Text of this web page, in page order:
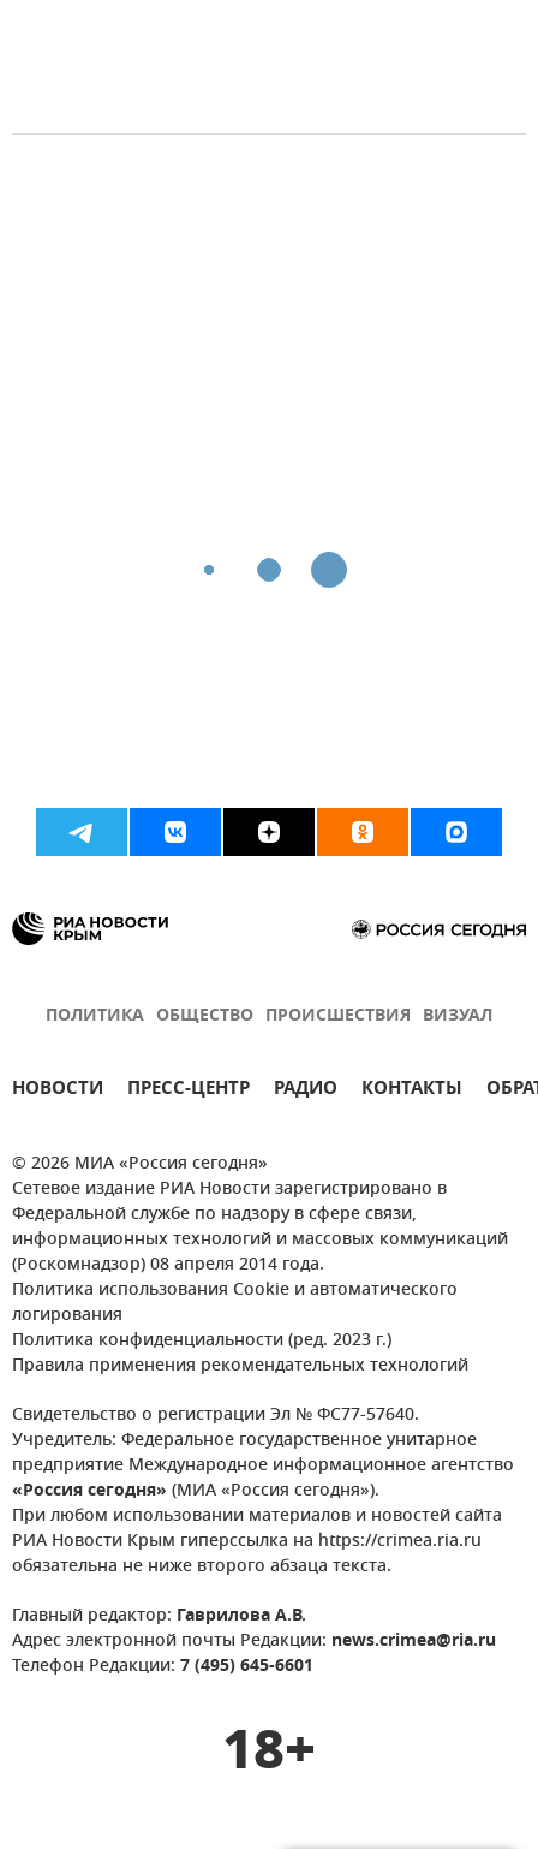
ПОЛИТИКА ОБЩЕСТВО ПРОИСШЕСТВИЯ ВИЗУАЛ
НОВОСТИ ПРЕСС-ЦЕНТР РАДИО КОНТАКТЫ
© 2026 МИА «Россия сегодня»
Сетевое издание РИА Новости зарегистрировано в
Федеральной службе по надзору в сфере связи,
информационных технологий и массовых коммуникаций
(Роскомнадзор) 08 апреля 2014 года.
Политика использования Cookie и автоматического
логирования
Политика конфиденциальности (ред. 2023 г.)
Правила применения рекомендательных технологий
Свидетельство о регистрации Эл № ФС77-57640.
Учредитель: Федеральное государственное унитарное
предприятие Международное информационное агентство
«Россия сегодня» (МИА «Россия сегодня»).
При любом использовании материалов и новостей сайта
РИА Новости Крым гиперссылка на https://crimea.ria.ru
обязательна не ниже второго абзаца текста.
Главный редактор: Гаврилова А.В.
Адрес электронной почты Редакции: news.crimea@ria.ru
Телефон Редакции: 7 (495) 645-6601
18+